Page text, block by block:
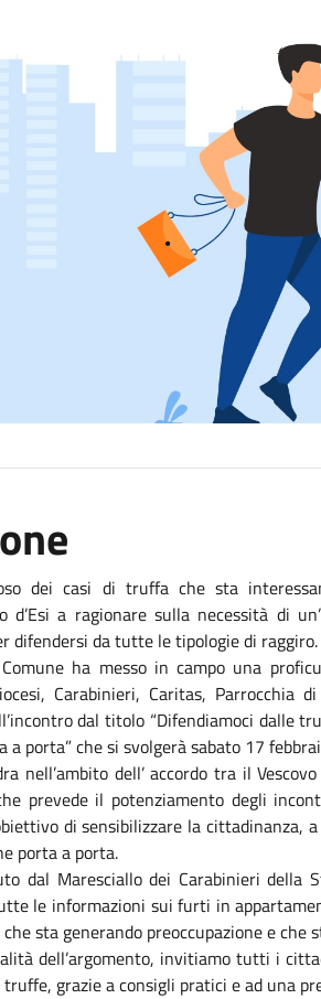
dei casi di truffa che sta
d’Esi a ragionare sulla necessità di
difendersi da tutte le tipologie di raggiro.
ha messo in campo una
Carabinieri, Caritas, Parrocchia
dal titolo “Difendiamoci dalle
porta” che si svolgerà sabato 17
nell’ambito dell’ accordo tra il
prevede il potenziamento degli
di sensibilizzare la
porta a porta.
dal Maresciallo dei Carabinieri della
le informazioni sui furti in
sta generando preoccupazione e
dell’argomento, invitiamo tutti i
grazie a consigli pratici e ad una